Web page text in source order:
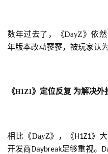
茶
会
海
站
数年过去了，《DayZ》依
年版本改动寥寥，被玩家认为
《H1Z1》定位反复 为解决外
相比《DayZ》，《H1Z1》
开发商Daybreak足够重视。